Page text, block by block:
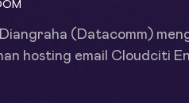
(Datacomm)
hosting email Cloudciti